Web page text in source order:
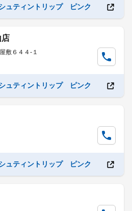
ュティントリップ ピンク
店
敷６４４-１
ュティントリップ ピンク
ュティントリップ ピンク